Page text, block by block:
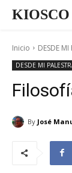
Inicio DESDE MI
DESDE MI
By José